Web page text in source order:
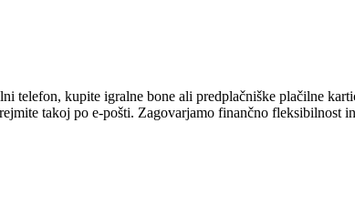
telefon, kupite igralne bone ali predplačniške plačilne
takoj po e-pošti. Zagovarjamo finančno fleksibilnost